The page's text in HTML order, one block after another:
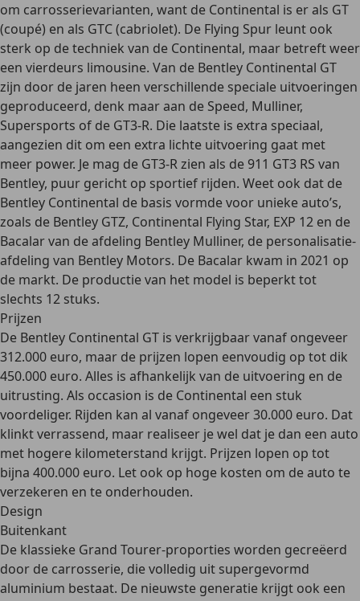
om carrosserievarianten, want de Continental is er als GT
(coupé) en als GTC (cabriolet). De Flying Spur leunt ook
sterk op de techniek van de Continental, maar betreft weer
een vierdeurs limousine. Van de Bentley Continental GT
zijn door de jaren heen verschillende speciale uitvoeringen
geproduceerd, denk maar aan de Speed, Mulliner,
Supersports of de GT3-R. Die laatste is extra speciaal,
aangezien dit om een extra lichte uitvoering gaat met
meer power. Je mag de GT3-R zien als de 911 GT3 RS van
Bentley, puur gericht op sportief rijden. Weet ook dat de
Bentley Continental de basis vormde voor unieke auto’s,
zoals de Bentley GTZ, Continental Flying Star, EXP 12 en de
Bacalarvan de afdeling Bentley Mulliner, de personalisatie-
afdeling van Bentley Motors. De Bacalar kwam in 2021 op
de markt. De productie van het model is beperkt tot
slechts 12 stuks.
Prijzen
De Bentley Continental GT is verkrijgbaar vanaf ongeveer
312.000 euro, maar de prijzen lopen eenvoudig op tot dik
450.000 euro. Alles is afhankelijk van de uitvoering en de
uitrusting. Als occasion is de Continental een stuk
voordeliger. Rijden kan al vanaf ongeveer 30.000 euro. Dat
klinkt verrassend, maar realiseer je wel dat je dan een auto
met hogere kilometerstand krijgt. Prijzen lopen op tot
bijna 400.000 euro. Let ook op hoge kosten om de auto te
verzekeren en te onderhouden.
Design
Buitenkant
De klassieke Grand Tourer-proporties worden gecreëerd
door de carrosserie, die volledig uit supergevormd
aluminium bestaat. De nieuwste generatie krijgt ook een